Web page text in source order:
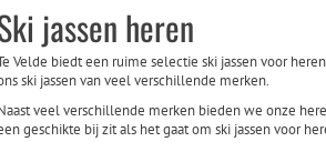
jassen heren
Velde biedt een ruime selectie ski jassen voor
ski jassen van veel verschillende merken.
veel verschillende merken bieden we onze
geschikte bij zit als het gaat om ski jassen voor